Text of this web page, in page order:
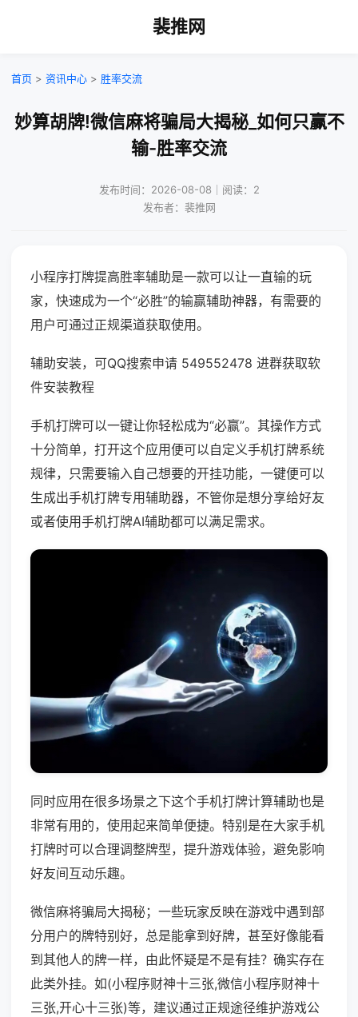
裴推网
首页 > 资讯中心 > 胜率交流
妙算胡牌!微信麻将骗局大揭秘_如何只赢不
输-胜率交流
发布时间：2026-08-08｜阅读：2
发布者：裴推网
小程序打牌提高胜率辅助是一款可以让一直输的玩
家，快速成为一个“必胜”的输赢辅助神器，有需要的
用户可通过正规渠道获取使用。
辅助安装，可QQ搜索申请 549552478 进群获取软
件安装教程
手机打牌可以一键让你轻松成为“必赢”。其操作方式
十分简单，打开这个应用便可以自定义手机打牌系统
规律，只需要输入自己想要的开挂功能，一键便可以
生成出手机打牌专用辅助器，不管你是想分享给好友
或者使用手机打牌AI辅助都可以满足需求。
同时应用在很多场景之下这个手机打牌计算辅助也是
非常有用的，使用起来简单便捷。特别是在大家手机
打牌时可以合理调整牌型，提升游戏体验，避免影响
好友间互动乐趣。
微信麻将骗局大揭秘；一些玩家反映在游戏中遇到部
分用户的牌特别好，总是能拿到好牌，甚至好像能看
到其他人的牌一样，由此怀疑是不是有挂？确实存在
此类外挂。如(小程序财神十三张,微信小程序财神十
三张,开心十三张)等，建议通过正规途径维护游戏公